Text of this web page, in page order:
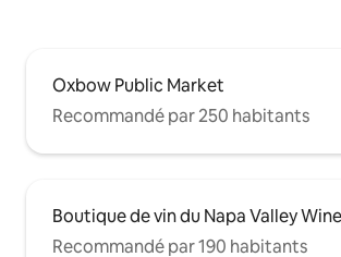
Oxbow Public Market
Recommandé par 250 habitants
Boutique de vin du Napa Valley
Recommandé par 190 habitants